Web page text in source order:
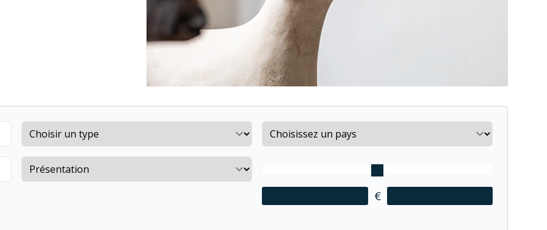
Property type Country
Sort by
€